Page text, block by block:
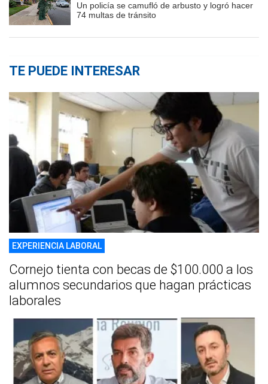
Un policía se camufló de arbusto y logró hacer
74 multas de tránsito
TE PUEDE INTERESAR
EXPERIENCIA LABORAL
Cornejo tienta con becas de $100.000 a los
alumnos secundarios que hagan prácticas
laborales